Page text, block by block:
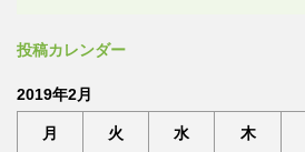
投稿カレンダー
2019年2月
月 火 水 木